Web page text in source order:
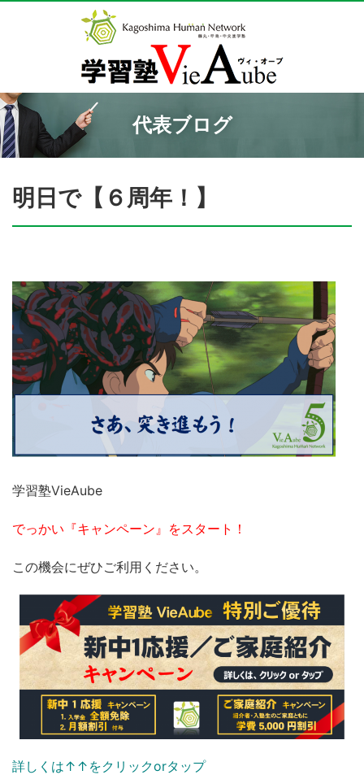
代表ブログ
明日で【６周年！】
学習塾VieAube
でっかい『キャンペーン』をスタート！
この機会にぜひご利用ください。
詳しくは↑↑をクリックorタップ